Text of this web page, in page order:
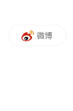
布，本平台仅